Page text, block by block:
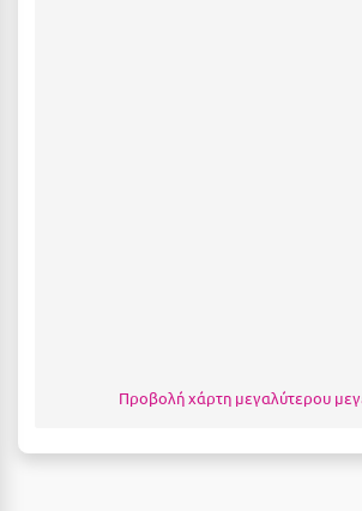
Πλαταμώνας
Προβολή χάρτη μεγαλύτερου